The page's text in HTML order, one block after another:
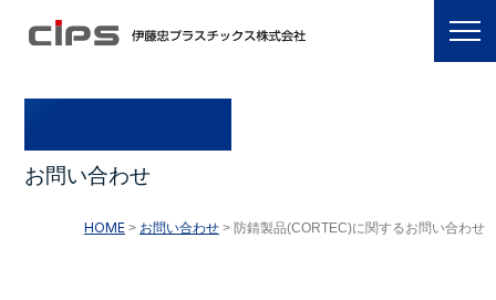
お問い合わせ
HOME お問い合わせ 防錆製品(CORTEC)に関するお問い合わせ